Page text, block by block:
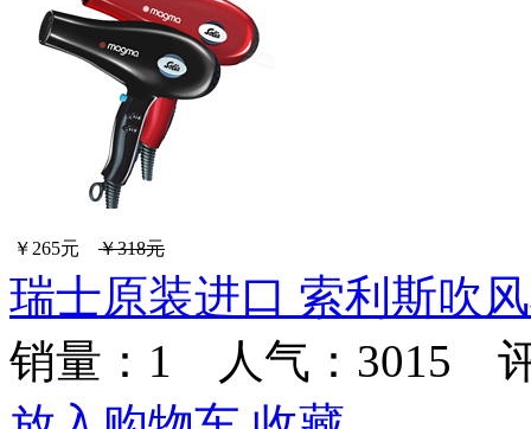
￥265元 ￥318元
瑞士原装进口 索利斯吹
销量： 1 人气：3015